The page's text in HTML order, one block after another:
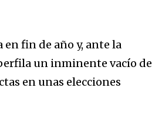
fin de año y, ante la
un inminente vacío de
en unas elecciones